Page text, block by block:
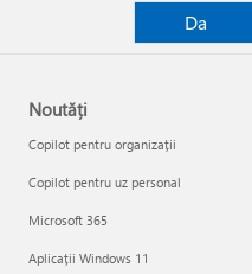
Da
Noutăți
Copilot pentru organizații
Copilot pentru uz personal
Microsoft 365
Aplicații Windows 11